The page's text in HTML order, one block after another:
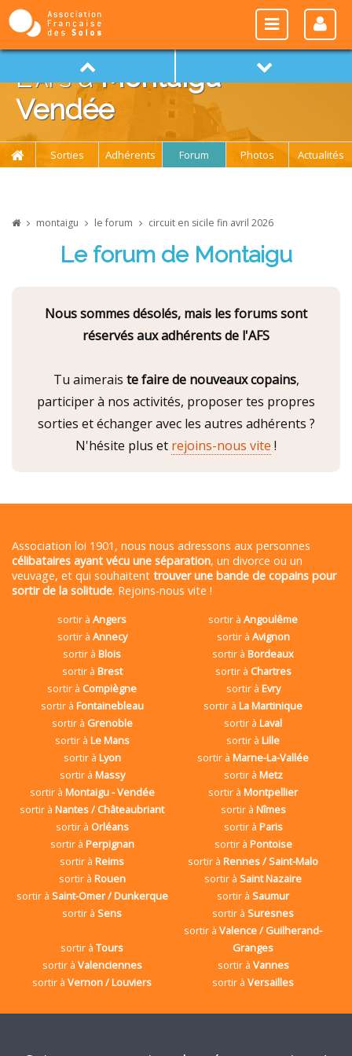
L'afsàMontaigu -
Vendée
Sorties Adhérents Forum Photos Actualités
montaigu le forum circuit en sicile fin avril 2026
Le forum de Montaigu
Nous sommes désolés, mais les forums sont
réservés aux adhérents de l'AFS
Tu aimerais te faire de nouveaux copains,
participer à nos activités, proposer tes propres
sorties et échanger avec les autres adhérents ?
N'hésite plus et rejoins-nous vite !
Association loi 1901, nous nous adressons aux personnes
célibataires ayant vécu une séparation, un divorce ou un
veuvage, et qui souhaitent trouver une bande de copains pour
sortir de la solitude. Rejoins-nous vite !
sortir àAngers sortir àAngoulême
sortir à Annecy sortir à Avignon
sortir àBlois sortir àBordeaux
sortir à Brest sortir à Chartres
sortir à Compiègne sortir à Evry
sortir à Fontainebleau sortir àLa Martinique
sortir à Grenoble sortir àLaval
sortir à Le Mans sortir àLille
sortir à Lyon sortir àMarne-La-Vallée
sortir à Massy sortir à Metz
sortir à Montaigu - Vendée sortir àMontpellier
sortir àNantes / Châteaubriant sortir à Nîmes
sortir à Orléans sortir à Paris
sortir à Perpignan sortir à Pontoise
sortir àReims sortir àRennes / Saint-Malo
sortir à Rouen sortir àSaint Nazaire
sortir à Saint-Omer / Dunkerque sortir àSaumur
sortir àSens sortir àSuresnes
sortir àTours
sortir àValence / Guilherand-
Granges
sortir à Valenciennes sortir à Vannes
sortir àVernon / Louviers sortir àVersailles